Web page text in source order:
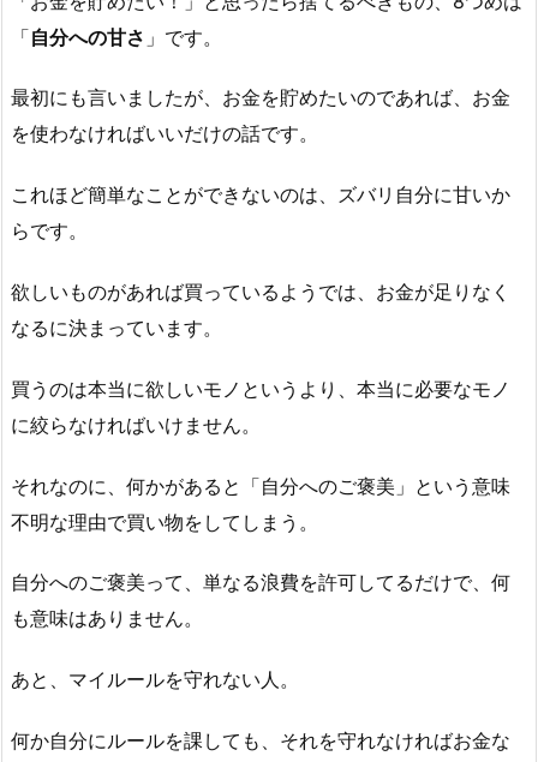
「自分への甘さ 」です。
最初にも言いましたが、お金を貯めたいのであれば、お金
を使わなければいいだけの話です。
これほど簡単なことができないのは、ズバリ自分に甘いか
らです。
欲しいものがあれば買っているようでは、お金が足りなく
なるに決まっています。
買うのは本当に欲しいモノというより、本当に必要なモノ
に絞らなければいけません。
それなのに、何かがあると「自分へのご褒美」という意味
不明な理由で買い物をしてしまう。
自分へのご褒美って、単なる浪費を許可してるだけで、何
も意味はありません。
あと、マイルールを守れない人。
何か自分にルールを課しても、それを守れなければお金な